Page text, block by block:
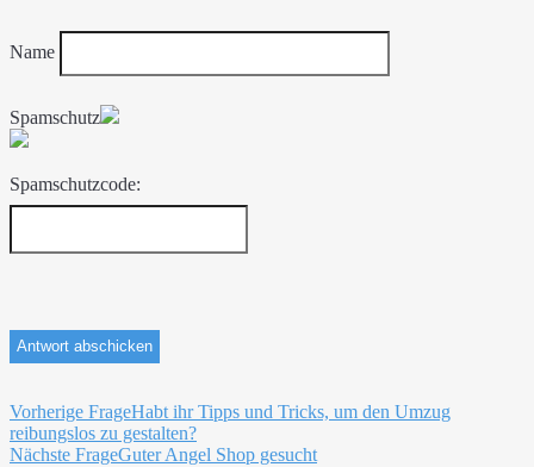
Name
Spamschutz
Spamschutzcode:
Beitragsnavigation
Vorherige FrageHabt ihr Tipps und Tricks, um den Umzug
reibungslos zu gestalten?
Nächste FrageGuter Angel Shop gesucht